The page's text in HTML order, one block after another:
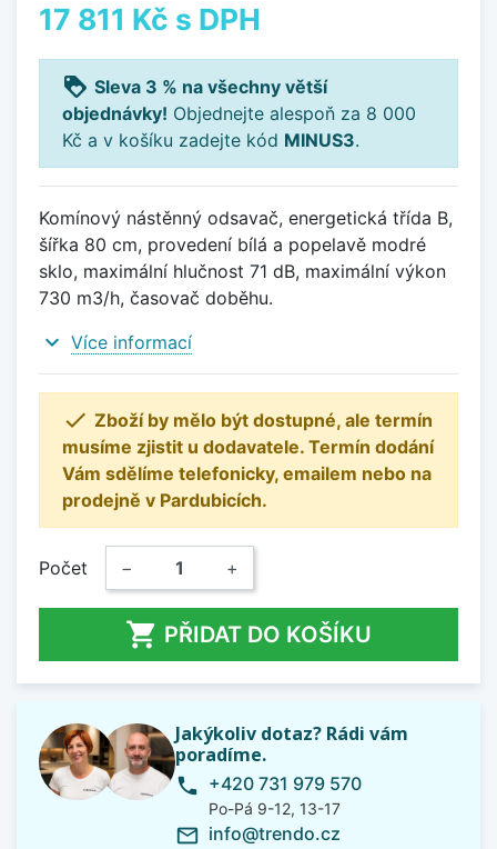
17 811 Kč s DPH
loyalty Sleva 3 % na všechny větší
objednávky! Objednejte alespoň za 8 000
Kč a v košíku zadejte kód MINUS3.
Komínový nástěnný odsavač, energetická třída B,
šířka 80 cm, provedení bílá a popelavě modré
sklo, maximální hlučnost 71 dB, maximální výkon
730 m3/h, časovač doběhu.
expand_more Více informací
 Zboží by mělo být dostupné, ale termín
musíme zjistit u dodavatele. Termín dodání
Vám sdělíme telefonicky, emailem nebo na
prodejně v Pardubicích.
Počet − +
 PŘIDAT DO KOŠÍKU
Jakýkoliv dotaz? Rádi vám
poradíme.
phone +420 731 979 570
Po-Pá 9-12, 13-17
mail_outline info@trendo.cz